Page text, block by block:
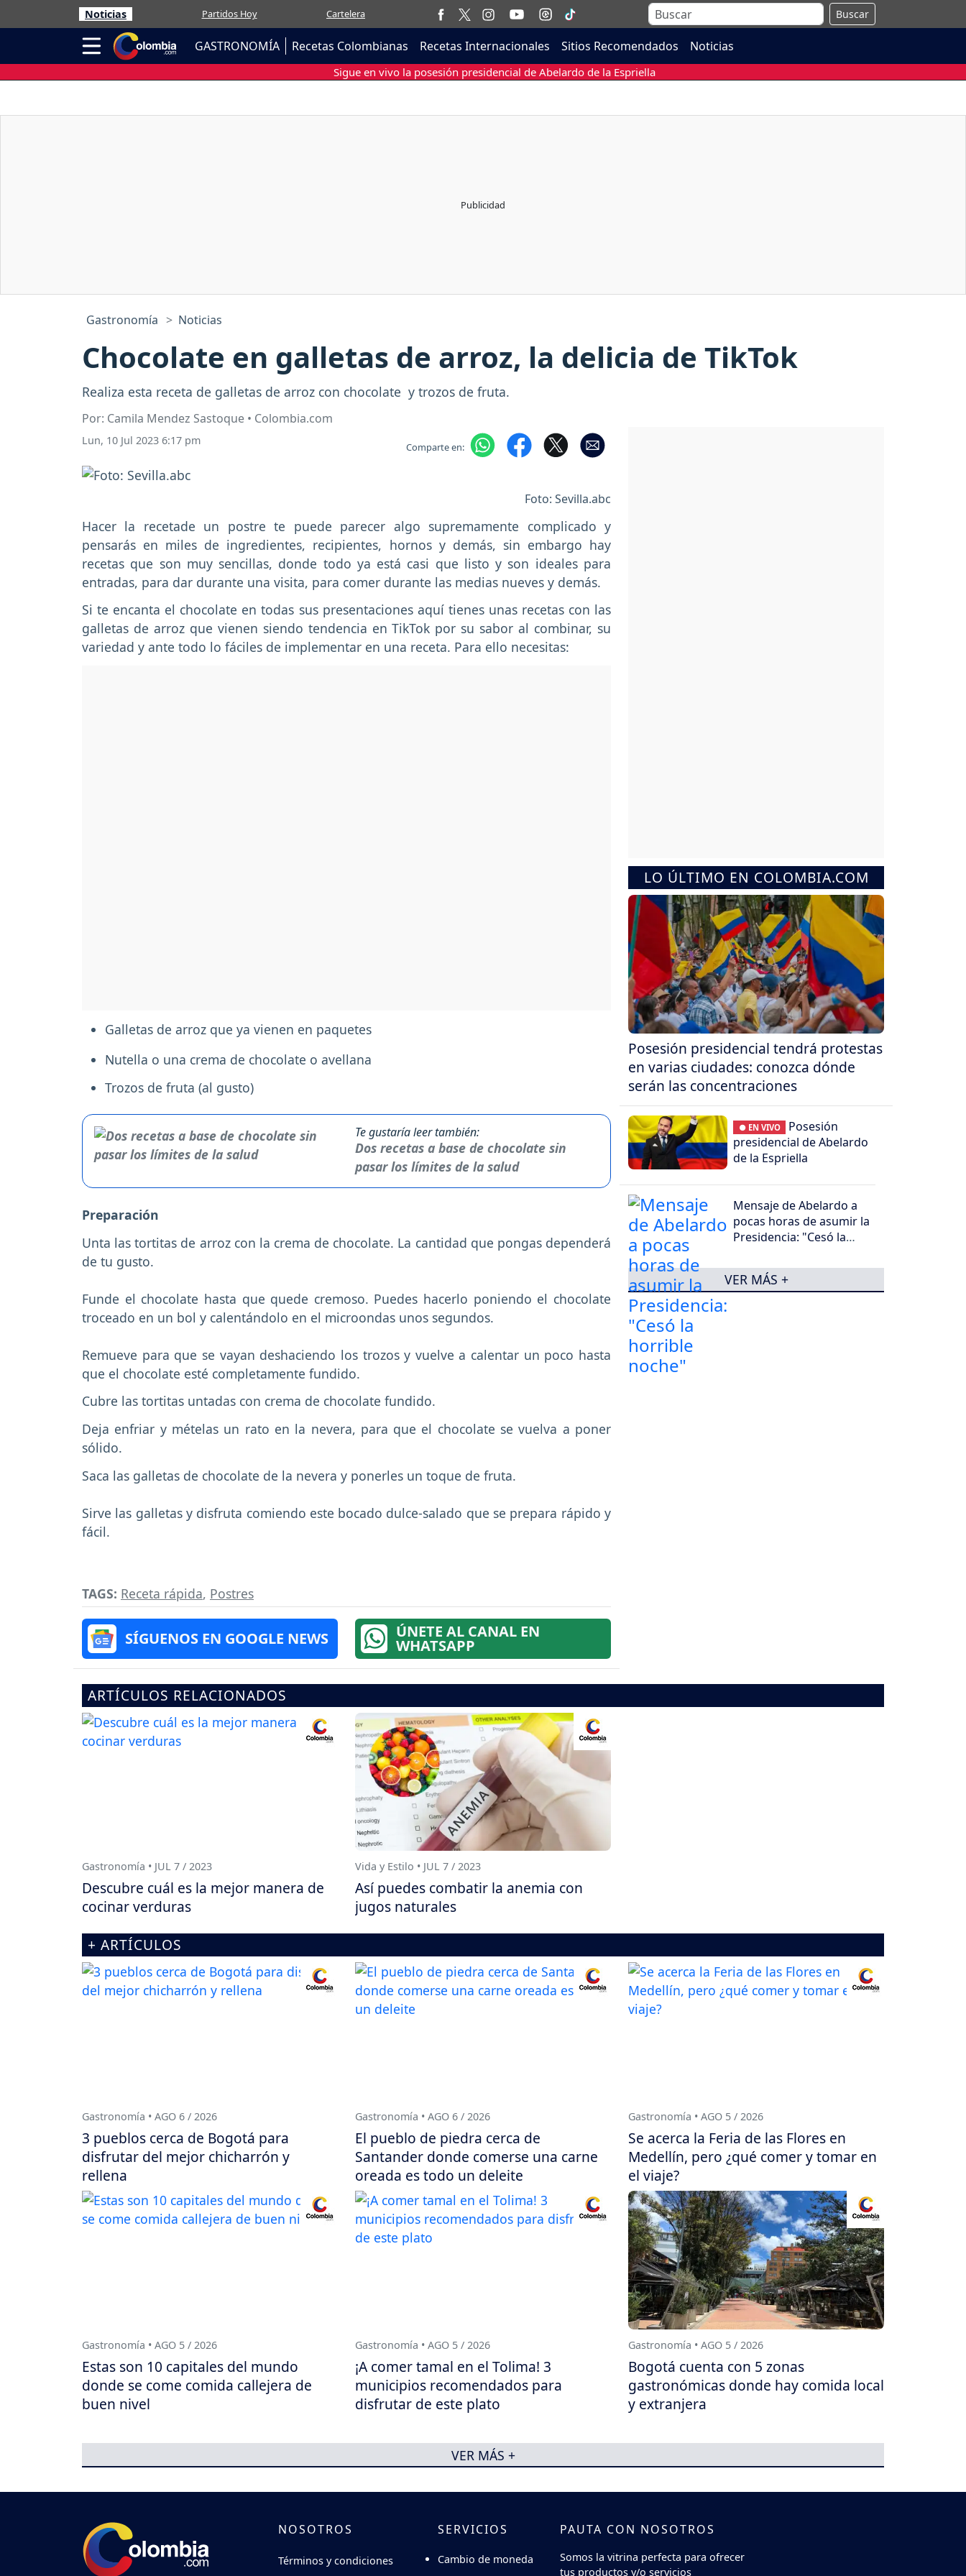
Noticias Partidos Hoy Cartelera Buscar
GASTRONOMÍA Recetas Colombianas Recetas Internacionales Sitios Recomendados Noticias
Sigue en vivo la posesión presidencial de Abelardo de la Espriella
Gastronomía Noticias
Chocolate en galletas de arroz, la delicia de TikTok
Realiza esta receta de galletas de arroz con chocolate y trozos de fruta.
Por: Camila Mendez Sastoque • Colombia.com
Lun, 10 Jul 2023 6:17 pm Comparte en:
Foto: Sevilla.abc
Hacer la recetade un postre te puede parecer algo supremamente complicado y
pensarás en miles de ingredientes, recipientes, hornos y demás, sin embargo hay
recetas que son muy sencillas, donde todo ya está casi que listo y son ideales para
entradas, para dar durante una visita, para comer durante las medias nueves y demás.
Si te encanta el chocolate en todas sus presentaciones aquí tienes unas recetas con las
galletas de arroz que vienen siendo tendencia en TikTok por su sabor al combinar, su
variedad y ante todo lo fáciles de implementar en una receta. Para ello necesitas:
Galletas de arroz que ya vienen en paquetes
Nutella o una crema de chocolate o avellana
Trozos de fruta (al gusto)
Te gustaría leer también:
Dos recetas a base de chocolate sin
pasar los límites de la salud
Preparación
Unta las tortitas de arroz con la crema de chocolate. La cantidad que pongas dependerá
de tu gusto.
Funde el chocolate hasta que quede cremoso. Puedes hacerlo poniendo el chocolate
troceado en un bol y calentándolo en el microondas unos segundos.
Remueve para que se vayan deshaciendo los trozos y vuelve a calentar un poco hasta
que el chocolate esté completamente fundido.
Cubre las tortitas untadas con crema de chocolate fundido.
Deja enfriar y mételas un rato en la nevera, para que el chocolate se vuelva a poner
sólido.
Saca las galletas de chocolate de la nevera y ponerles un toque de fruta.
Sirve las galletas y disfruta comiendo este bocado dulce-salado que se prepara rápido y
fácil.
TAGS: Receta rápida, Postres
SÍGUENOS EN GOOGLE NEWS ÚNETE AL CANAL EN
WHATSAPP
LO ÚLTIMO EN COLOMBIA.COM
Posesión presidencial tendrá protestas
en varias ciudades: conozca dónde
serán las concentraciones
● EN VIVO
Posesión
presidencial de Abelardo
de la Espriella
Mensaje de Abelardo a
pocas horas de asumir la
Presidencia: "Cesó la
VER MÁS +
ARTÍCULOS RELACIONADOS
Gastronomía • JUL 7 / 2023
Descubre cuál es la mejor manera de
cocinar verduras
Vida y Estilo • JUL 7 / 2023
Así puedes combatir la anemia con
jugos naturales
+ ARTÍCULOS
Gastronomía • AGO 6 / 2026
3 pueblos cerca de Bogotá para
disfrutar del mejor chicharrón y
rellena
Gastronomía • AGO 6 / 2026
El pueblo de piedra cerca de
Santander donde comerse una carne
oreada es todo un deleite
Gastronomía • AGO 5 / 2026
Se acerca la Feria de las Flores en
Medellín, pero ¿qué comer y tomar en
el viaje?
Gastronomía • AGO 5 / 2026
Estas son 10 capitales del mundo
donde se come comida callejera de
buen nivel
Gastronomía • AGO 5 / 2026
¡A comer tamal en el Tolima! 3
municipios recomendados para
disfrutar de este plato
Gastronomía • AGO 5 / 2026
Bogotá cuenta con 5 zonas
gastronómicas donde hay comida local
y extranjera
VER MÁS +
NOSOTROS
Términos y condiciones
SERVICIOS
Cambio de moneda
PAUTA CON NOSOTROS
Somos la vitrina perfecta para ofrecer
tus productos y/o servicios